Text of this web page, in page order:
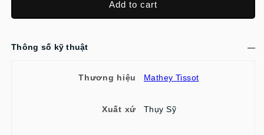
Add to cart
Thông số kỹ thuật
Thương hiệu Mathey Tissot
Xuất xứ Thụy Sỹ